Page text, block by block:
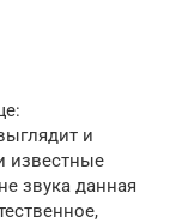
и
известные
звука данная